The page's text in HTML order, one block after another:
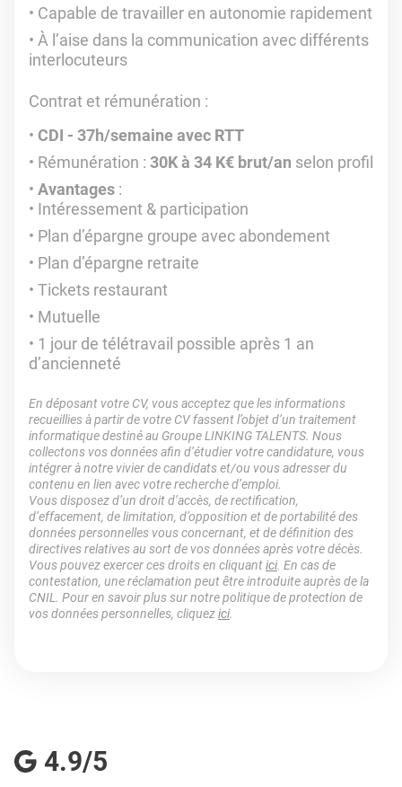
Capable de travailler en autonomie rapidement
À l’aise dans la communication avec différents
interlocuteurs
Contrat et rémunération :
CDI - 37h/semaine avec RTT
Rémunération : 30K à 34 K€ brut/an selon profil
Avantages :
Intéressement & participation
Plan d’épargne groupe avec abondement
Plan d’épargne retraite
Tickets restaurant
Mutuelle
1 jour de télétravail possible après 1 an
d’ancienneté
En déposant votre CV, vous acceptez que les informations
recueillies à partir de votre CV fassent l’objet d’un traitement
informatique destiné au Groupe LINKING TALENTS. Nous
collectons vos données afin d’étudier votre candidature, vous
intégrer à notre vivier de candidats et/ou vous adresser du
contenu en lien avec votre recherche d’emploi.
Vous disposez d’un droit d’accès, de rectification,
d’effacement, de limitation, d’opposition et de portabilité des
données personnelles vous concernant, et de définition des
directives relatives au sort de vos données après votre décès.
Vous pouvez exercer ces droits en cliquantici. En cas de
contestation, une réclamation peut être introduite auprès de la
CNIL. Pour en savoir plus sur notre politique de protection de
vos données personnelles, cliquezici.
4.9/5